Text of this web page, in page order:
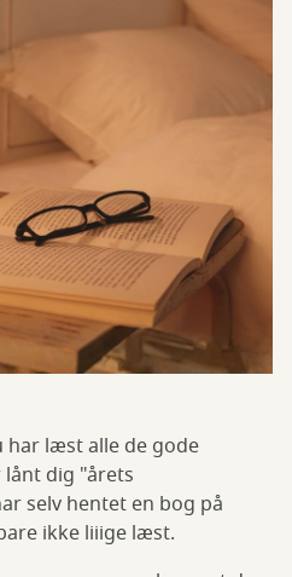
har læst alle de gode
dig "årets
selv hentet en bog på
ikke liiige læst.